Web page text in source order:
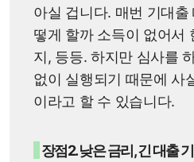
아실 겁니다. 매번 기대출
떻게 할까 소득이 없어서
지, 등등. 하지만 심사를
없이 실행되기 때문에 사
이라고 할 수 있습니다.
장점2. 낮은 금리, 긴 대출